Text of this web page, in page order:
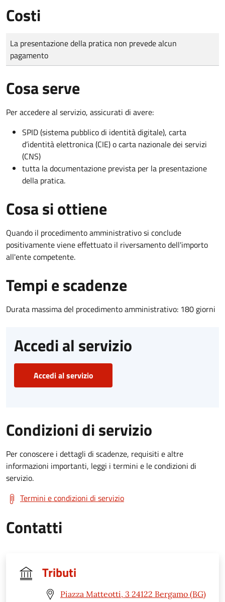
Costi
Tipo di pagamento
Importo
La presentazione della pratica non prevede alcun
pagamento
Cosa serve
Per accedere al servizio, assicurati di avere:
SPID (sistema pubblico di identità digitale), carta
d’identità elettronica (CIE) o carta nazionale dei servizi
(CNS)
tutta la documentazione prevista per la presentazione
della pratica.
Cosa si ottiene
Quando il procedimento amministrativo si conclude
positivamente viene effettuato il riversamento dell'importo
all'ente competente.
Tempi e scadenze
Durata massima del procedimento amministrativo: 180 giorni
Accedi al servizio
Accedi al servizio
Condizioni di servizio
Per conoscere i dettagli di scadenze, requisiti e altre
informazioni importanti, leggi i termini e le condizioni di
servizio.
Termini e condizioni di servizio
Contatti
Tributi
Piazza Matteotti, 3 24122 Bergamo (BG)